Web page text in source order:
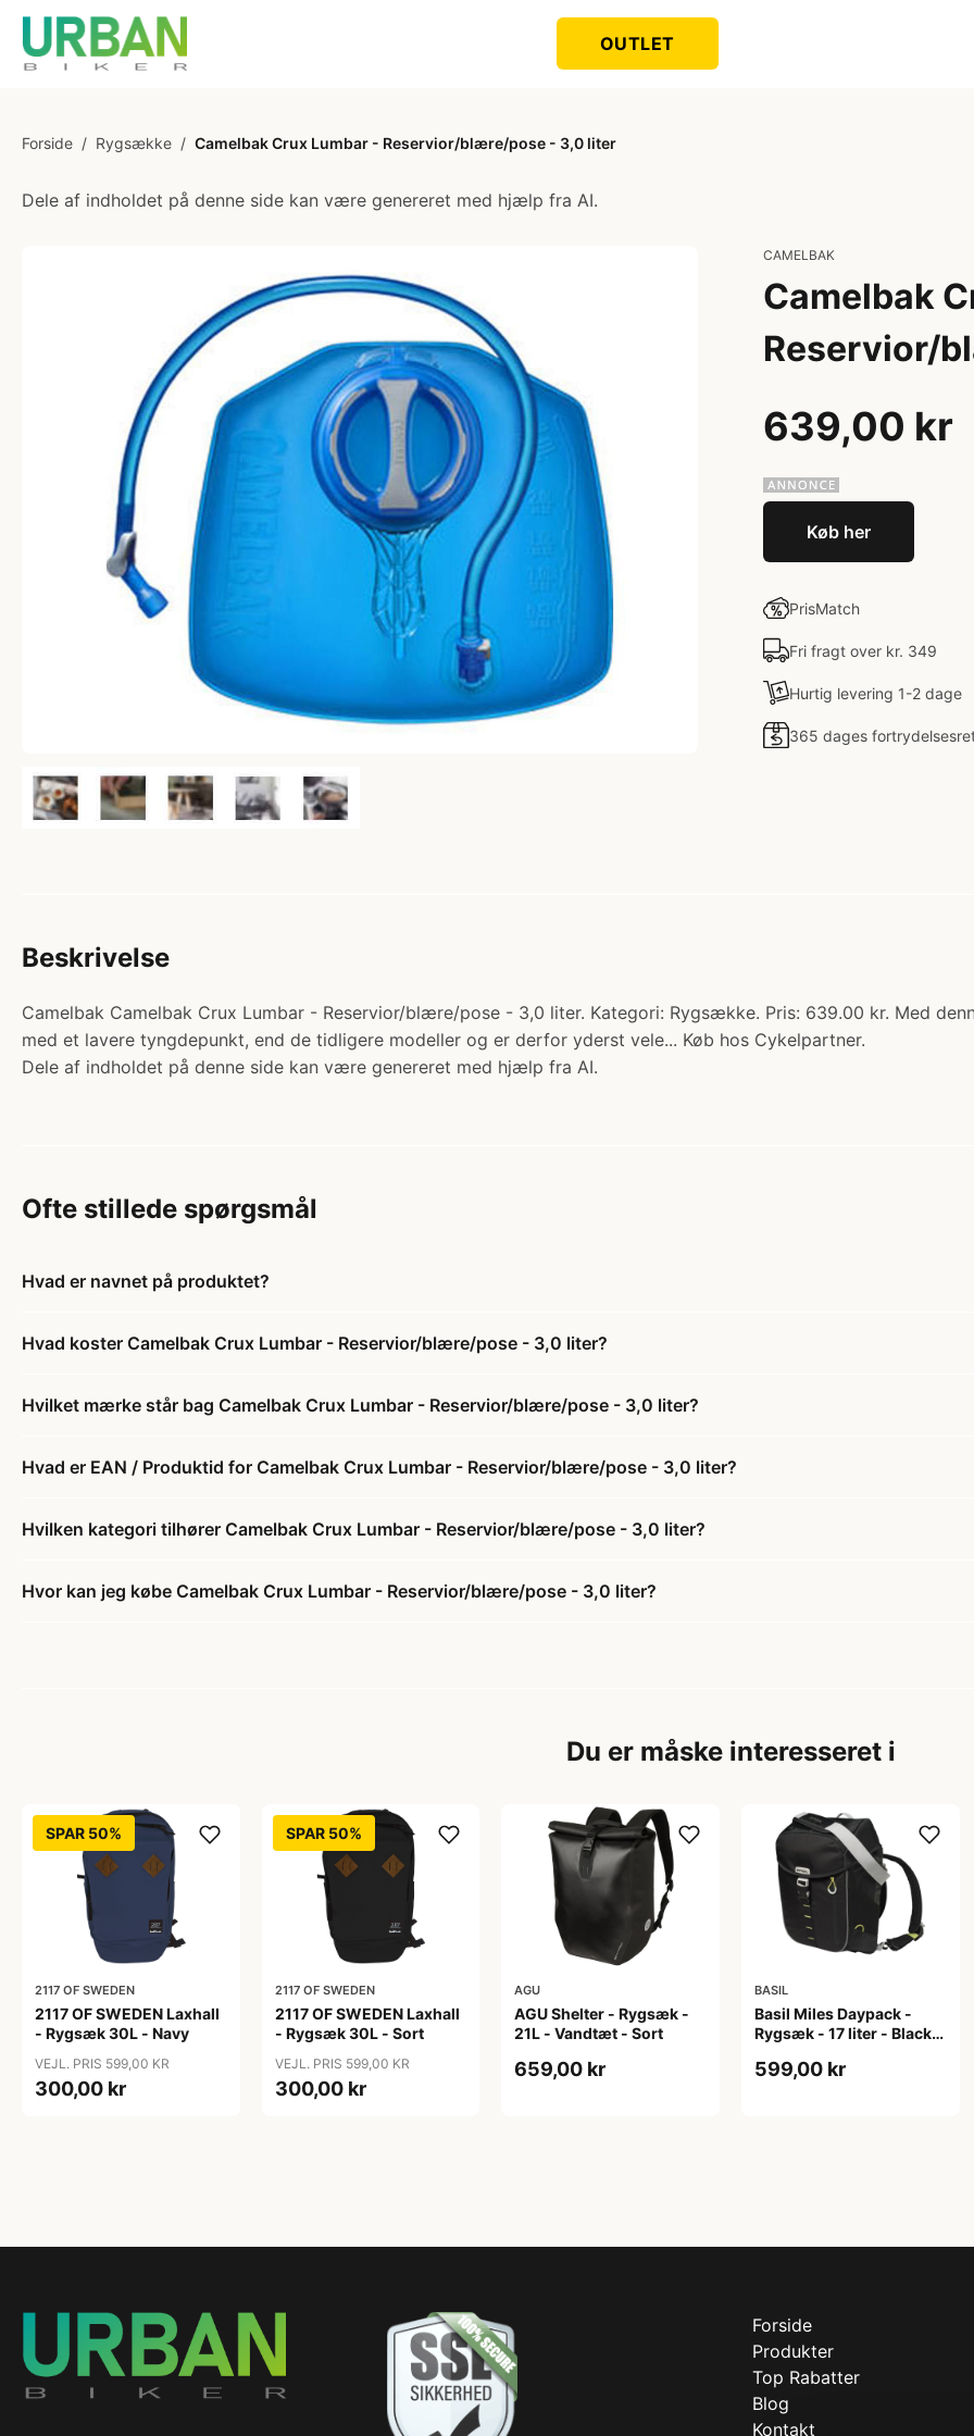
OUTLET
Forside / Rygsække / Camelbak Crux Lumbar - Reservior/blære/pose - 3,0 liter
Dele af indholdet på denne side kan være genereret med hjælp fra AI.
CAMELBAK
Camelbak
Reservior/
639,00 kr
Køb her
PrisMatch
Fri fragt over kr. 349
Hurtig levering 1-2 dage
365 dages
Beskrivelse
Camelbak Camelbak Crux Lumbar - Reservior/blære/pose - 3,0 liter. Kategori: Rygsække. Pris: 639.00 kr. Med
med et lavere tyngdepunkt, end de tidligere modeller og er derfor yderst vele... Køb hos Cykelpartner.
Dele af indholdet på denne side kan være genereret med hjælp fra AI.
Ofte stillede spørgsmål
Hvad er navnet på produktet?
Hvad koster Camelbak Crux Lumbar - Reservior/blære/pose - 3,0 liter?
Hvilket mærke står bag Camelbak Crux Lumbar - Reservior/blære/pose - 3,0 liter?
Hvad er EAN / Produktid for Camelbak Crux Lumbar - Reservior/blære/pose - 3,0 liter?
Hvilken kategori tilhører Camelbak Crux Lumbar - Reservior/blære/pose - 3,0 liter?
Hvor kan jeg købe Camelbak Crux Lumbar - Reservior/blære/pose - 3,0 liter?
Du er måske interesseret i
SPAR 50%
2117 OF SWEDEN
2117 OF SWEDEN Laxhall
- Rygsæk 30L - Navy
VEJL. PRIS 599,00 KR
300,00 kr
SPAR 50%
2117 OF SWEDEN
2117 OF SWEDEN Laxhall
- Rygsæk 30L - Sort
VEJL. PRIS 599,00 KR
300,00 kr
AGU
AGU Shelter - Rygsæk -
21L - Vandtæt - Sort
659,00 kr
BASIL
Basil Miles Daypack -
Rygsæk - 17 liter - Black
599,00 kr
Forside
Produkter
Top Rabatter
Blog
Kontakt